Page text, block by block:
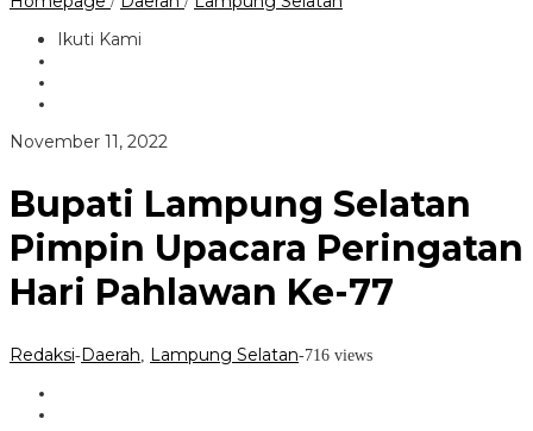
Ikuti Kami
November 11, 2022
Bupati Lampung Selatan
Pimpin Upacara Peringatan
Hari Pahlawan Ke-77
Redaksi-Daerah Lampung Selatan-716 views